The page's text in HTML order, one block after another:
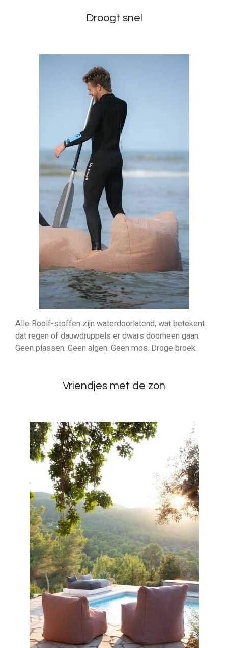
Droogt snel
Alle Roolf-stoffen zijn waterdoorlatend, wat betekent
dat regen of dauwdruppels er dwars doorheen gaan.
Geen plassen. Geen algen. Geen mos. Droge broek.
Vriendjes met de zon